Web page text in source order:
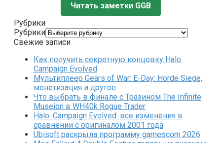
Читать заметки GGB
Рубрики
Рубрики
Свежие записи
Как получить секретную концовку Halo:
Campaign Evolved
Мультиплеер Gears of War: E-Day: Horde Siege,
монетизация и другое
Что выбрать в финале с Тразином The Infinite
Museion в WH40k Rogue Trader
Halo: Campaign Evolved: все изменения в
сравнении с оригиналом 2001 года
Ubisoft раскрыла программу gamescom 2026